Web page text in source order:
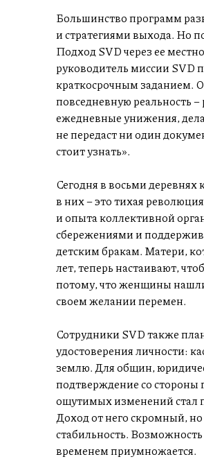
Большинство программ
и стратегиями выхода. Но
Подход SVD через ее
руководитель миссии SVD
краткосрочным заданием.
повседневную реальность
ежедневные унижения,
не передаст ни один
стоит узнать».
Сегодня в восьми
в них – это тихая
и опыта коллективной
сбережениями и
детским бракам. Матери,
лет, теперь настаивают,
потому, что женщины
своем желании перемен.
Сотрудники SVD также
удостоверения личности:
землю. Для общин,
подтверждение со стороны
ощутимых изменений стал
Доход от него скромный, но
стабильность. Возможность
временем приумножается.